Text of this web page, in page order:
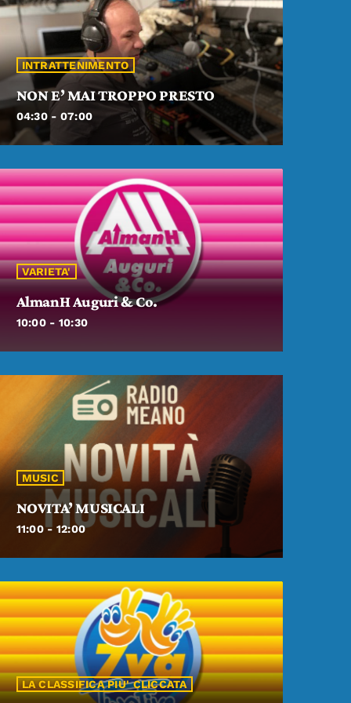
INTRATTENIMENTO
NON E’ MAI TROPPO PRESTO
04:30 - 07:00
VARIETA'
AlmanH Auguri & Co.
10:00 - 10:30
MUSIC
NOVITA’ MUSICALI
11:00 - 12:00
LA CLASSIFICA PIU' CLICCATA